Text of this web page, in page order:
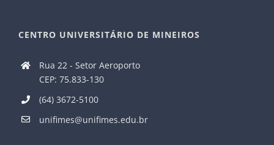
CENTRO UNIVERSITÁRIO DE MINEIROS
Rua 22 - Setor Aeroporto
CEP: 75.833-130
(64) 3672-5100
unifimes@unifimes.edu.br